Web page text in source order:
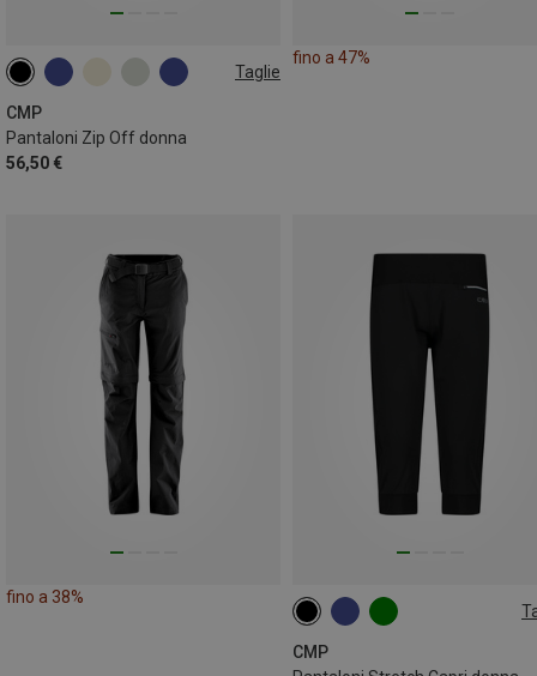
Taglie
CMP
Pantaloni Zip Off donna
56,50 €
fino a 47%
fino a 38%
CMP